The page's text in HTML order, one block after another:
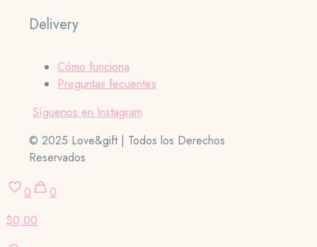
Delivery
Cómo funciona
Preguntas fecuentes
Síguenos en Instagram
© 2025 Love&gift | Todos los Derechos
Reservados
0
0
$0,00